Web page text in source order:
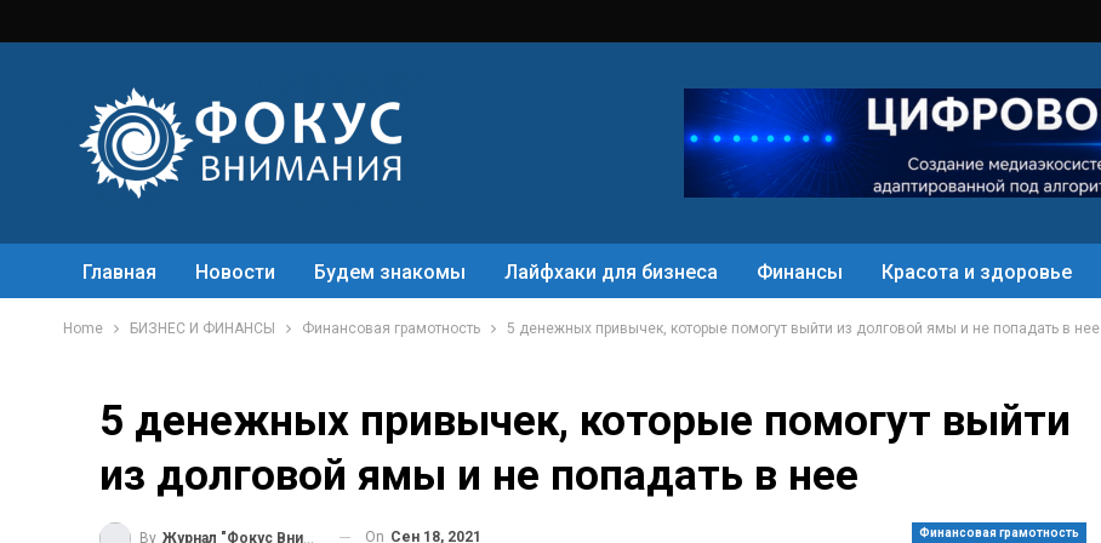
Главная Новости Будем знакомы Лайфхаки для бизнеса Финансы Красота и здоровье
Home БИЗНЕС И ФИНАНСЫ Финансовая грамотность 5 денежных привычек, которые помогут выйти из долговой ямы и не попадать в нее
5 денежных привычек, которые помогут выйти
из долговой ямы и не попадать в нее
Финансовая грамотность
By Журнал "Фокус Внимания" On Сен 18, 2021